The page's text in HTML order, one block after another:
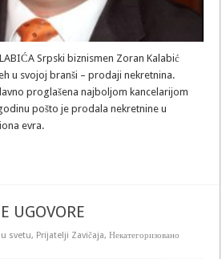
Srpski biznismen Zoran Kalabić
u svojoj branši – prodaji nekretnina.
proglašena najboljom kancelarijom
pošto je prodala nekretnine u
evra.
UGOVORE
u svetu, Prijatelji Zavičaja,Некатегоризовано